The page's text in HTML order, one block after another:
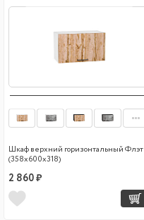
Шкаф верхний горизонтальный Флэт
(358х600х318)
2 860 ₽